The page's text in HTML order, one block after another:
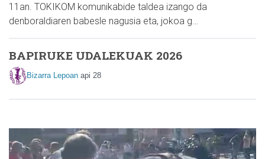
11an. TOKIKOM komunikabide taldea izango da
denboraldiaren babesle nagusia eta, jokoa g…
BAPIRUKE UDALEKUAK 2026
Bizarra Lepoan api 28